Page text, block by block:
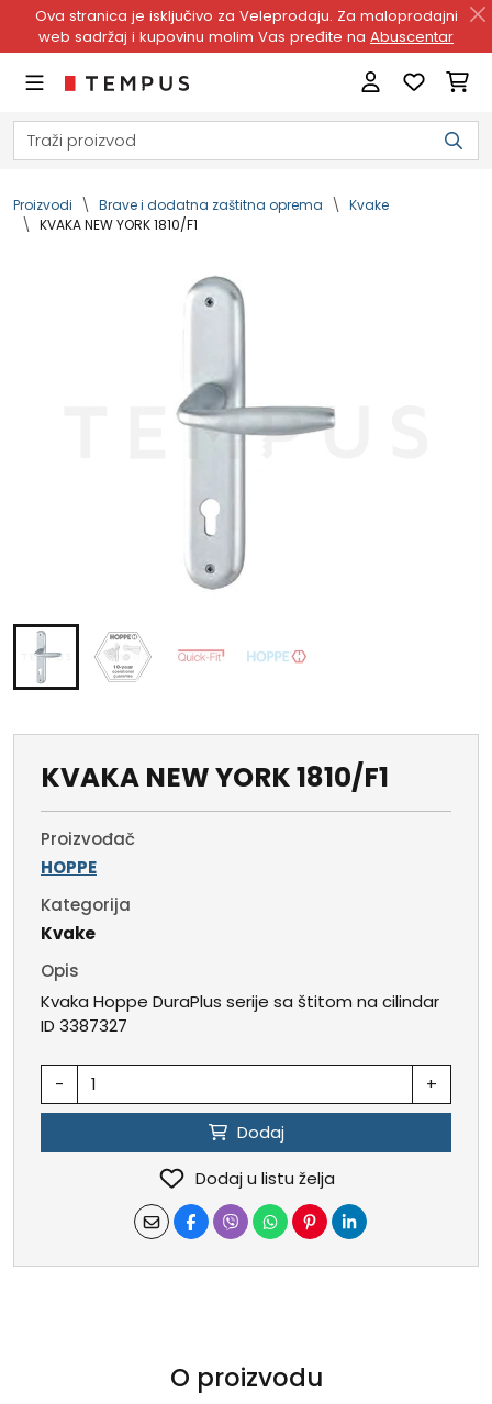
Ova stranica je isključivo za Veleprodaju. Za maloprodajni
web sadržaj i kupovinu molim Vas pređite na Abuscentar
Proizvodi Brave i dodatna zaštitna oprema
Kvake
KVAKA NEW YORK 1810/F1
KVAKA NEW YORK 1810/F1
Proizvođač
HOPPE
Kategorija
Kvake
Opis
Kvaka Hoppe DuraPlus serije sa štitom na cilindar
ID 3387327
- +
Dodaj
Dodaj u listu želja
O proizvodu